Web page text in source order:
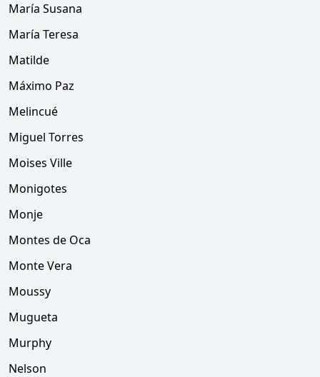
María Susana
María Teresa
Matilde
Máximo Paz
Melincué
Miguel Torres
Moises Ville
Monigotes
Monje
Montes de Oca
Monte Vera
Moussy
Mugueta
Murphy
Nelson